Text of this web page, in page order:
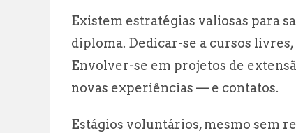
Existem estratégias valiosas para
diploma. Dedicar-se a cursos
Envolver-se em projetos de
novas experiências — e contatos.
Estágios voluntários, mesmo sem